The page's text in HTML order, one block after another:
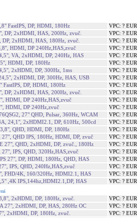
FastIPS, DP, HDMI, 180Hz
VPC: ? EUR
DP, 2xHDMI, HAS, 200Hz, zvuč.
VPC: ? EUR
DP, 2xHDMI, HAS, 180Hz, zvuč.
VPC: ? EUR
HDMI, DP 240Hz,HAS,zvuč
VPC: ? EUR
VA, 2xHDMI, DP, 240Hz, HAS
VPC: ? EUR
HDMI, DP, 180Hz
VPC: ? EUR
2xHDMI, DP, 300Hz, 1ms
VPC: ? EUR
2xHDMI, DP, 300Hz, HAS, USB
VPC: ? EUR
FastIPS, DP, HDMI, 180Hz
VPC: ? EUR
DP, 2xHDMI, HAS, 200Hz, zvuč.
VPC: ? EUR
HDMI, DP 240Hz,HAS,zvuč
VPC: ? EUR
HDMI, DP 240Hz,zvuč
VPC: ? EUR
27" QHD, Pulsar, 360Hz, WCAM
VPC: ? EUR
24,1", 2xHDMI2.1, DP, 610Hz, 500cd
VPC: ? EUR
QHD, HDMI, DP, 180Hz
VPC: ? EUR
27'', QHD IPS, 180Hz, HDMI, DP, zvuč
VPC: ? EUR
27", QHD, 2xHDMI, DP, zvuč., 180Hz
VPC: ? EUR
27'', IPS, QHD, 320Hz,HAS,zvuč
VPC: ? EUR
27", DP, HDMI, 180Hz, QHD, HAS
VPC: ? EUR
IPS, QHD, 240Hz,HAS,zvuč
VPC: ? EUR
FHD/4K, 160/320Hz, HDMI2.1, HAS
VPC: ? EUR
,4K IPS,144hz,HDMI2.1,DP, HAS
VPC: ? EUR
2xHDMI, DP, 180Hz, zvuč.
VPC: ? EUR
27", 2xHDMI, DP, HAS, 280Hz OC
VPC: ? EUR
2xHDMI, DP, 180Hz, zvuč.
VPC: ? EUR